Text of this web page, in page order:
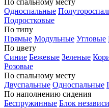
По спальному месту
Односпальные
Подростковые
По типу
Прямые Модульные Угловые
По цвету
Синие Бежевые Зеленые
Розовые
По спальному месту
Двуспальные Односпальные
По наполнению сидения
Беспружинные Блок